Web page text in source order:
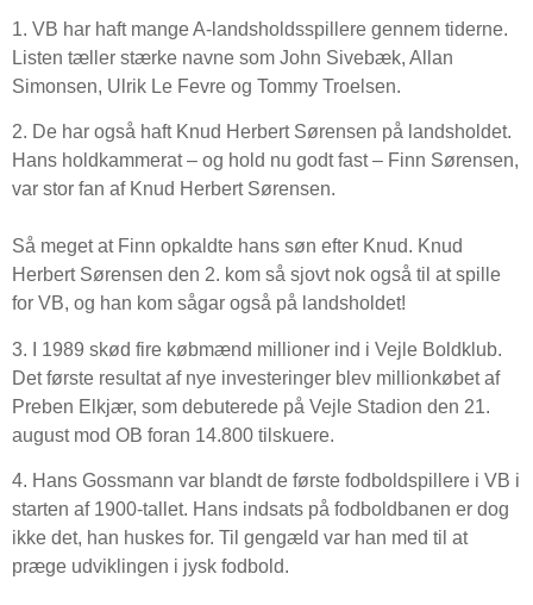
1. VB har haft mange A-landsholdsspillere gennem tiderne.
Listen tæller stærke navne som John Sivebæk, Allan
Simonsen, Ulrik Le Fevre og Tommy Troelsen.
2. De har også haft Knud Herbert Sørensen på landsholdet.
Hans holdkammerat – og hold nu godt fast – Finn Sørensen,
var stor fan af Knud Herbert Sørensen.
Så meget at Finn opkaldte hans søn efter Knud. Knud
Herbert Sørensen den 2. kom så sjovt nok også til at spille
for VB, og han kom sågar også på landsholdet!
3. I 1989 skød fire købmænd millioner ind i Vejle Boldklub.
Det første resultat af nye investeringer blev millionkøbet af
Preben Elkjær, som debuterede på Vejle Stadion den 21.
august mod OB foran 14.800 tilskuere.
4. Hans Gossmann var blandt de første fodboldspillere i VB i
starten af 1900-tallet. Hans indsats på fodboldbanen er dog
ikke det, han huskes for. Til gengæld var han med til at
præge udviklingen i jysk fodbold.